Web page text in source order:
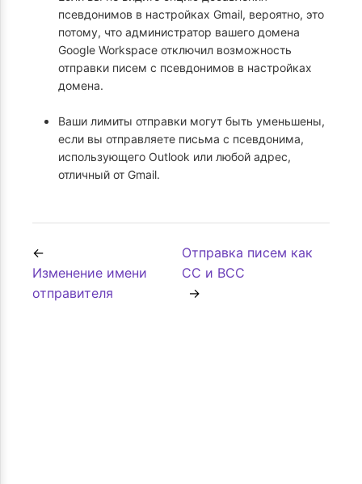
псевдонимов в настройках Gmail, вероятно, это
потому, что администратор вашего домена
Google Workspace отключил возможность
отправки писем с псевдонимов в настройках
домена.
Ваши лимиты отправки могут быть уменьшены,
если вы отправляете письма с псевдонима,
использующего Outlook или любой адрес,
отличный от Gmail.
Изменение имени
отправителя
Отправка писем как
CC и BCC